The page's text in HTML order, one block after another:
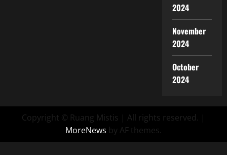
2024
November
2024
October
2024
Copyright © Ruang Mistis | All rights reserved. |
MoreNews by AF themes.